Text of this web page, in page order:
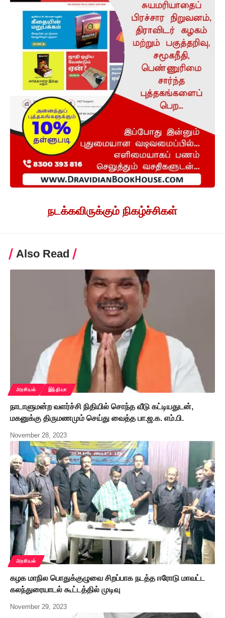
நடக்கவிருக்கும் நிகழ்ச்சிகள்
Also Read
அரசியல் இந்தியா
நாடாளுமன்ற வளர்ச்சி நிதியில் சொந்த வீடு கட்டியதுடன்,
மகனுக்கு திருமணமும் செய்து வைத்த பா.ஜ.க. எம்.பி.
November 28, 2023
அரசியல்
கழக மாநில பொதுக்குழுவை சிறப்பாக நடத்த ஈரோடு மாவட்ட
கலந்துரையாடல் கூட்டத்தில் முடிவு
November 29, 2023